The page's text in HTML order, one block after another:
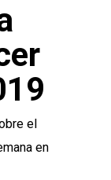
el
en